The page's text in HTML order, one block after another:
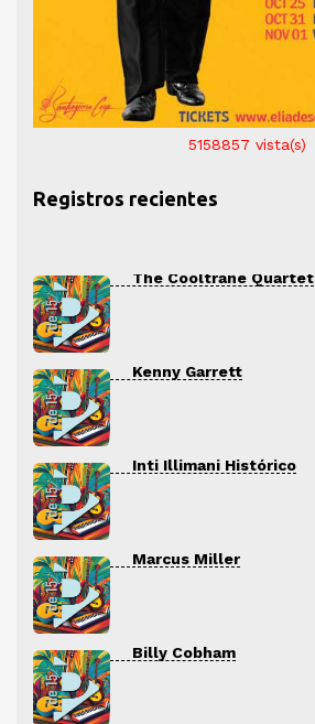
5158857 vista(s)
Registros recientes
The Cooltrane Quartet
Kenny Garrett
Inti Illimani Histórico
Marcus Miller
Billy Cobham